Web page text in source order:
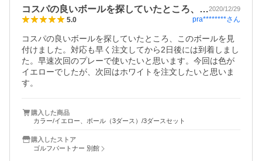
コスパの良いボールを探していたところ、…2020/12/29
5.0 pra********さん
コスパの良いボールを探していたところ、このボールを見
付けました。対応も早く注文してから2日後には到着しまし
た。早速次回のプレーで使いたいと思います。今回は色が
イエローでしたが、次回はホワイトを注文したいと思いま
す。
購入した商品
カラー/イエロー、ボール（3ダース）/3ダースセット
購入したストア
ゴルフパートナー 別館